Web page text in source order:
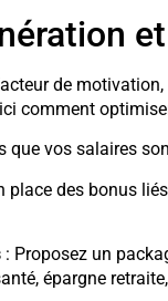
de motivation,
comment
que vos salaires
place des bonus
: Proposez un
épargne